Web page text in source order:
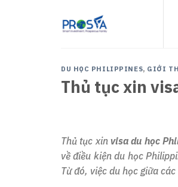
DU HỌC PHILIPPINES, GIỚI
Thủ tục xin
Thủ tục xin visa du học
về điều kiện du học
Từ đó, việc du học giữa